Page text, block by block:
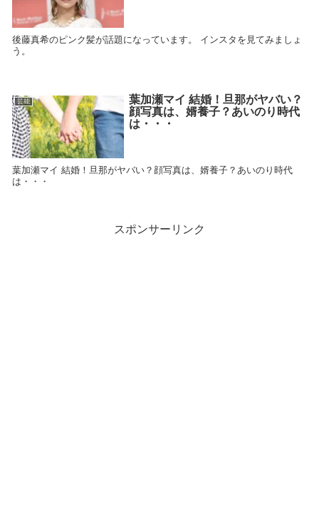
後藤真希のピンク髪が話題になっています。 インスタを見てみましょ
う。
芸能
葉加瀬マイ 結婚！旦那がヤバい？
顔写真は、婿養子？あいのり時代
は・・・
葉加瀬マイ 結婚！旦那がヤバい？顔写真は、婿養子？あいのり時代
は・・・
スポンサーリンク